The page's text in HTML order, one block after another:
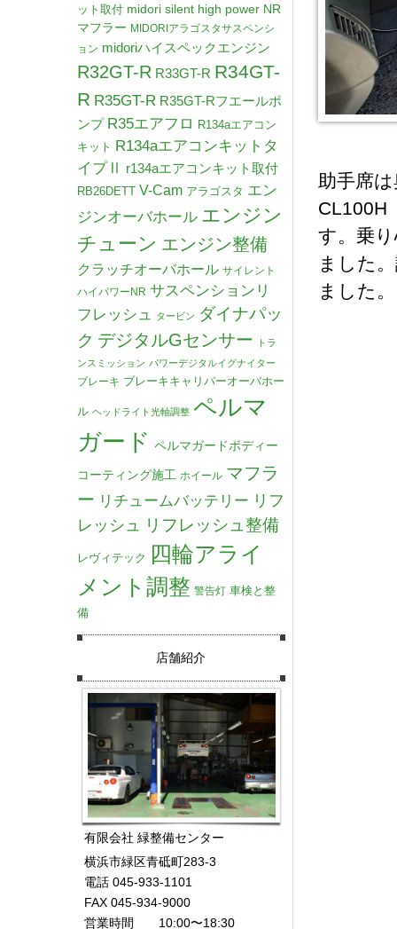
助手席
CL100H
す。乗
ました
ました。
ット取付 midori silent high power NR
マフラー MIDORIアラゴスタサスペンシ
ョン midoriハイスペックエンジン
R32GT-R R33GT-R R34GT-
R R35GT-R R35GT-Rフエールポ
ンプ R35エアフロ R134aエアコン
キット R134aエアコンキットタ
イプⅡ
r134aエアコンキット取付
RB26DETT V-Cam アラゴスタ エン
ジンオーバホール エンジン
チューン エンジン整備
クラッチオーバホール サイレント
ハイパワーNR サスペンションリ
フレッシュ
タービン ダイナパッ
ク デジタルGセンサー
トラ
ンスミッション パワーデジタルイグナイター
ブレーキ ブレーキキャリパーオーバホー
ル ヘッドライト光軸調整 ペルマ
ガード ペルマガードボディー
コーティング施工 ホイール マフラ
ー リチュームバッテリー リフ
レッシュ
リフレッシュ整備
レヴィテック 四輪アライ
メント調整 警告灯 車検と整
備
店舗紹介
有限会社 緑整備センター
横浜市緑区青砥町283-3
電話 045-933-1101
FAX 045-934-9000
営業時間 10:00〜18:30